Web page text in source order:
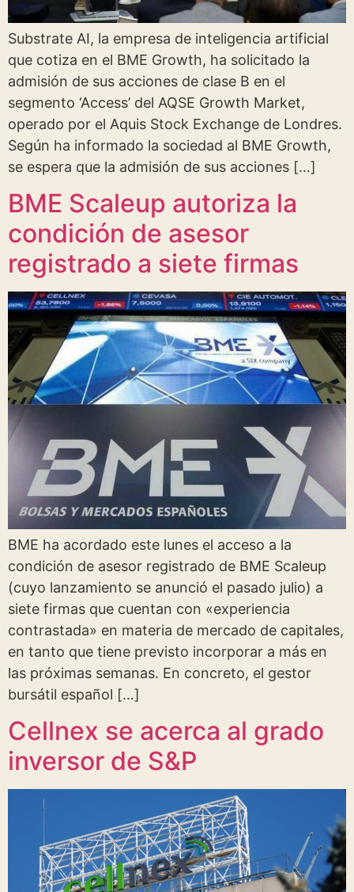
Substrate AI, la empresa de inteligencia artificial
que cotiza en el BME Growth, ha solicitado la
admisión de sus acciones de clase B en el
segmento ‘Access’ del AQSE Growth Market,
operado por el Aquis Stock Exchange de Londres.
Según ha informado la sociedad al BME Growth,
se espera que la admisión de sus acciones […]
BME Scaleup autoriza la
condición de asesor
registrado a siete firmas
BME ha acordado este lunes el acceso a la
condición de asesor registrado de BME Scaleup
(cuyo lanzamiento se anunció el pasado julio) a
siete firmas que cuentan con «experiencia
contrastada» en materia de mercado de capitales,
en tanto que tiene previsto incorporar a más en
las próximas semanas. En concreto, el gestor
bursátil español […]
Cellnex se acerca al grado
inversor de S&P